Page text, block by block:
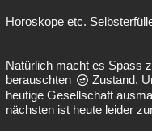
Horoskope etc.
Natürlich macht es Spass
berauschten
Zustand.
heutige Gesellschaft
nächsten ist heute leider